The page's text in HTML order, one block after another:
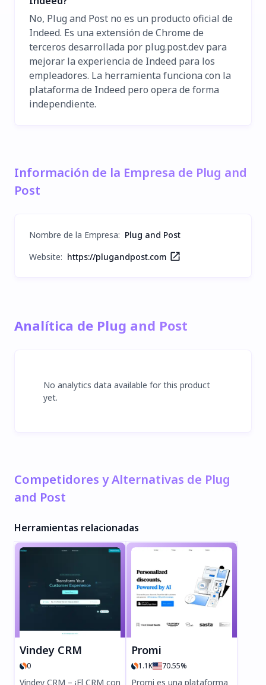
No, Plug and Post no es un producto oficial de
Indeed. Es una extensión de Chrome de
terceros desarrollada por plug.post.dev para
mejorar la experiencia de Indeed para los
empleadores. La herramienta funciona con la
plataforma de Indeed pero opera de forma
independiente.
Información de la Empresa de Plug and
Post
Nombre de la Empresa: Plug and Post
Website: https://plugandpost.com
Analítica de Plug and Post
No analytics data available for this product
yet.
Competidores y Alternativas de Plug
and Post
Herramientas relacionadas
Vindey CRM
0
Vindey CRM – ¡El CRM con
Promi
1.1K 70.55%
Promi es una plataforma